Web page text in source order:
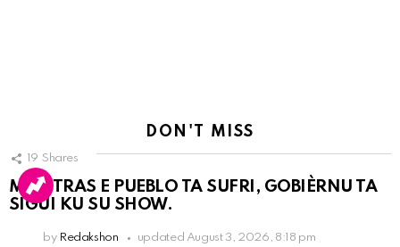
DON'T MISS
19 Shares
MIENTRAS E PUEBLO TA SUFRI, GOBIÈRNU TA
SIGUI KU SU SHOW.
by Redakshon updated August 3, 2026, 8:18 pm